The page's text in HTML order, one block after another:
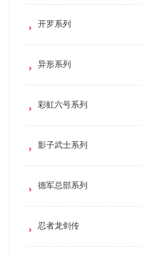
开罗系列
异形系列
彩虹六号系列
影子武士系列
德军总部系列
忍者龙剑传